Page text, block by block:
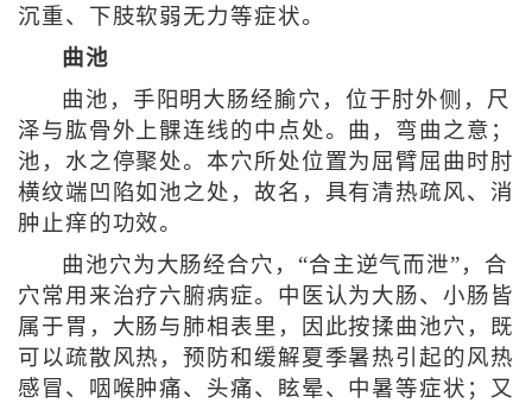
沉重、下肢软弱无力等症状。
曲池
曲池，手阳明大肠经腧穴，位于肘外侧，尺
泽与肱骨外上髁连线的中点处。曲，弯曲之意；
池，水之停聚处。本穴所处位置为屈臂屈曲时肘
横纹端凹陷如池之处，故名，具有清热疏风、消
肿止痒的功效。
曲池穴为大肠经合穴，“合主逆气而泄”，合
穴常用来治疗六腑病症。中医认为大肠、小肠皆
属于胃，大肠与肺相表里，因此按揉曲池穴，既
可以疏散风热，预防和缓解夏季暑热引起的风热
感冒、咽喉肿痛、头痛、眩晕、中暑等症状；又